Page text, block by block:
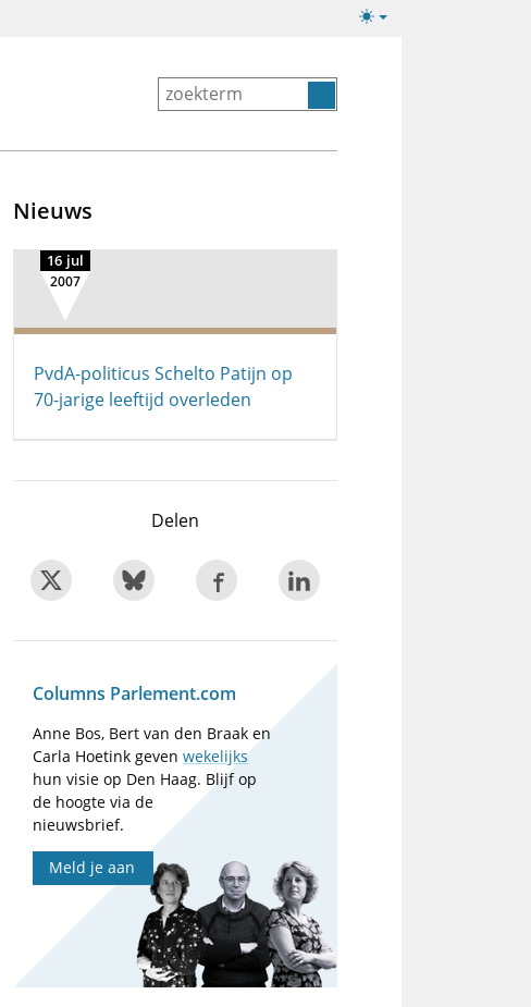
Lichte/donkere
Nieuws
16 jul
2007
PvdA-politicus Schelto Patijn op
70-jarige leeftijd overleden
Delen
Columns Parlement.com
Anne Bos, Bert van den Braak en
Carla Hoetink gevenwekelijks
hun visie op Den Haag. Blijf op
de hoogte via de
nieuwsbrief.
Meld je aan